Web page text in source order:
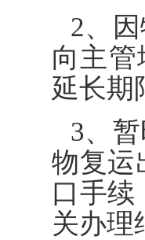
2、
向主
延长期
3、
物复运
口手续
关办理